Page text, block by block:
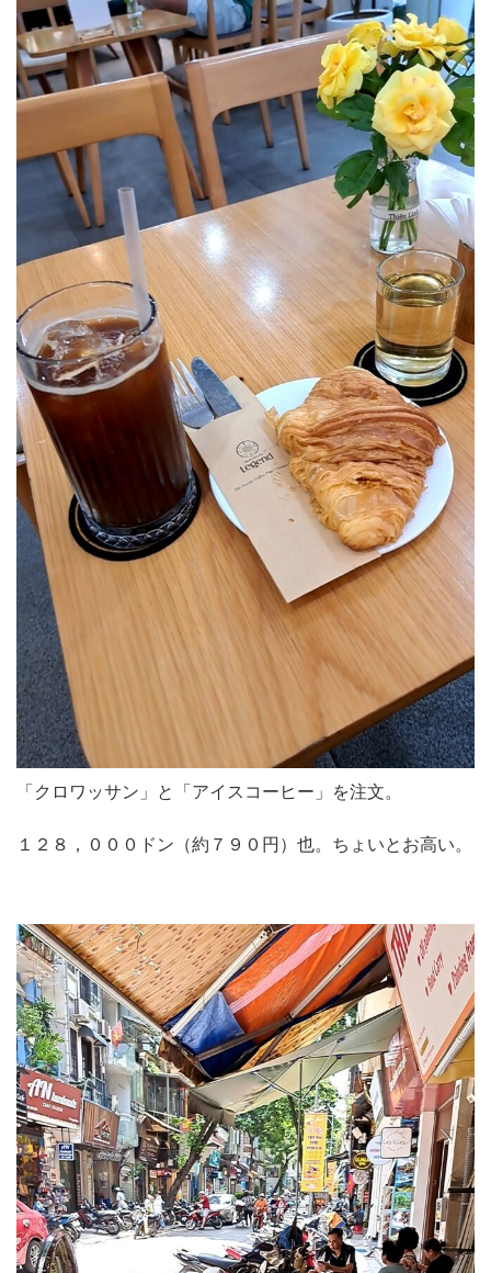
「クロワッサン」と「アイスコーヒー」を注文。
１２８，０００ドン（約７９０円）也。ちょいとお高い。